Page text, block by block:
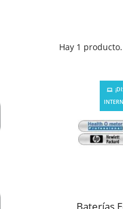
Hay 1 producto.
Baterías